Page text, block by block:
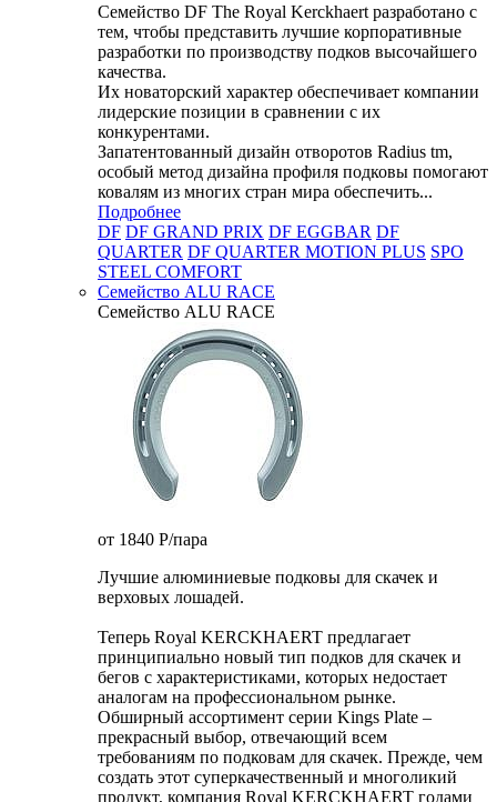
Семейство DF The Royal Kerckhaert разработано с
тем, чтобы представить лучшие корпоративные
разработки по производству подков высочайшего
качества.
Их новаторский характер обеспечивает компании
лидерские позиции в сравнении с их
конкурентами.
Запатентованный дизайн отворотов Radius tm,
особый метод дизайна профиля подковы помогают
ковалям из многих стран мира обеспечить...
Подробнее
DF DF GRAND PRIX DF EGGBAR DF
QUARTER DF QUARTER MOTION PLUS SPO
STEEL COMFORT
Семейство ALU RACE
Семейство ALU RACE
от 1840 P/пара
Лучшие алюминиевые подковы для скачек и
верховых лошадей.
Теперь Royal KERCKHAERT предлагает
принципиально новый тип подков для скачек и
бегов с характеристиками, которых недостает
аналогам на профессиональном рынке.
Обширный ассортимент серии Kings Plate –
прекрасный выбор, отвечающий всем
требованиям по подковам для скачек. Прежде, чем
создать этот суперкачественный и многоликий
продукт, компания Royal KERCKHAERT годами